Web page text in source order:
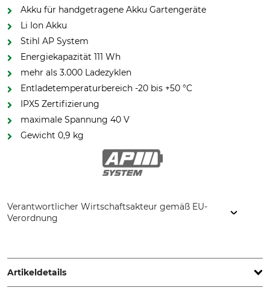
Akku für handgetragene Akku Gartengeräte
Li Ion Akku
Stihl AP System
Energiekapazität 111 Wh
mehr als 3.000 Ladezyklen
Entladetemperaturbereich -20 bis +50 °C
IPX5 Zertifizierung
maximale Spannung 40 V
Gewicht 0,9 kg
Verantwortlicher Wirtschaftsakteur gemäß EU-
Verordnung
64807 Dieburg, Germany, www.stihl.de
Artikeldetails